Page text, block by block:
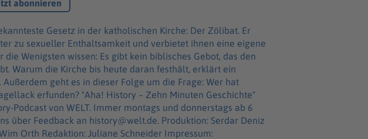
abonnieren
Gesetz in der katholischen Kirche: Der Zölibat. Er
zu sexueller Enthaltsamkeit und verbietet ihnen eine eigene
die Wenigsten wissen: Es gibt kein biblisches Gebot, das den
Warum die Kirche bis heute daran festhält, erklärt ein
Außerdem geht es in dieser Folge um die Frage: Wer hat
History – Zehn Minuten Geschichte"
Podcast von WELT. Immer montags und donnerstags ab 6
Orth Redaktion: Juliane Schneider Impressum: